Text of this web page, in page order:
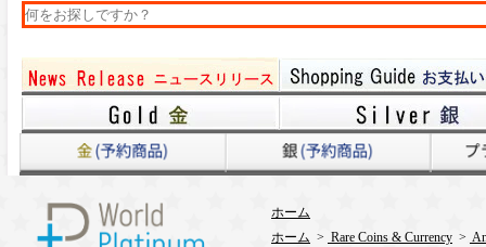
ホーム
ホーム > Rare Coins & Currency >